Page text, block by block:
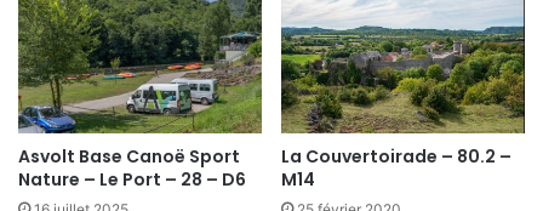
Asvolt Base Canoë Sport
Nature – Le Port – 28 – D6
La Couvertoirade – 80.2 –
M14